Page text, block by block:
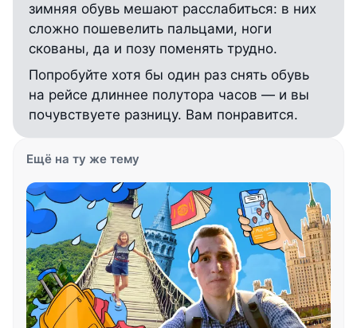
зимняя обувь мешают расслабиться: в них
сложно пошевелить пальцами, ноги
скованы, да и позу поменять трудно.
Попробуйте хотя бы один раз снять обувь
на рейсе длиннее полутора часов — и вы
почувствуете разницу. Вам понравится.
Ещё на ту же тему